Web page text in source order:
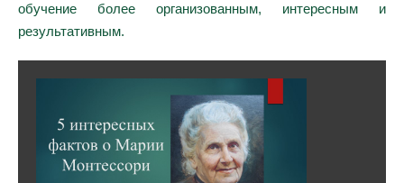
обучение более организованным, интересным и
результативным.